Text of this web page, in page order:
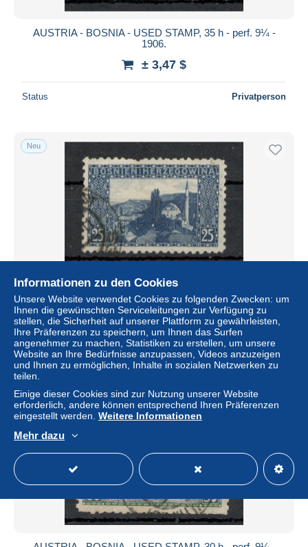
AUSTRIA - BOSNIA - USED STAMP, 35 h - perf. 9¼ -
1906.
± 3,47 $
Status Privatperson
Neu
AUSTRIA - BOSNIA - USED STAMP, 25 h - perf. 9¼ -
1906.
± 3,47 $
Status Privatperson
Neu
Informationen zu den Cookies
Unsere Website verwendet Cookies zu folgenden Zwecken: um
Ihnen die gewünschten Serviceleitungen zur Verfügung zu
stellen, die Sicherheit auf unserer Plattform zu gewährleisten,
Ihre Präferenzen zu speichern, um Ihnen das Surfen
angenehmer zu machen, Statistiken zu erstellen, um unsere
Website an Ihre Bedürfnisse anzupassen, Videos anzuzeigen
und Ihnen zu ermöglichen, Inhalte in sozialen Netzwerken zu
teilen.
Einige dieser Cookies sind zur Nutzung unserer Website
erforderlich, andere können entsprechend Ihren Präferenzen
eingestellt werden. Weitere Informationen
Mehr dazu